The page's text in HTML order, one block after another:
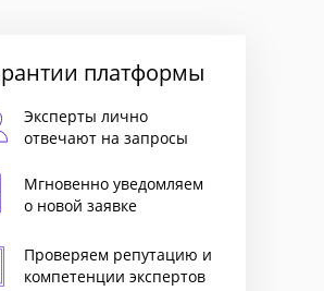
платформы
Эксперты лично
отвечают на запросы
Мгновенно уведомляем
о новой заявке
Проверяем репутацию и
компетенции экспертов